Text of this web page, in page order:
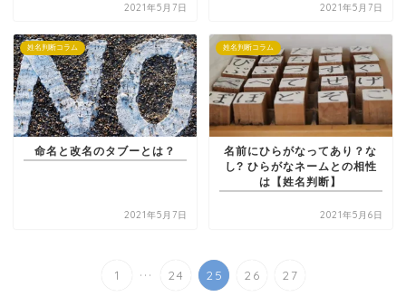
2021年5月7日 2021年5月7日
姓名判断コラム
命名と改名のタブーとは？
2021年5月7日
姓名判断コラム
名前にひらがなってあり？な
し? ひらがなネームとの相性
は【姓名判断】
2021年5月6日
1 ... 24 25 26 27